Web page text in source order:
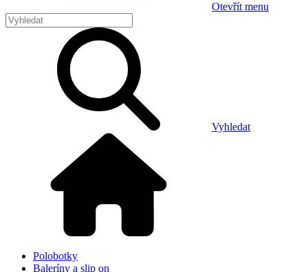
Otevřít menu
Vyhledat
Polobotky
Baleríny a slip on